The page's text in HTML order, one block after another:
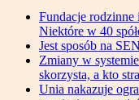
Fundacje rodzinne
Niektóre w 40
Jest sposób na
Zmiany w
skorzysta, a kto
Unia nakazuje